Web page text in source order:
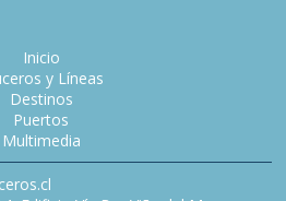
Inicio
y Líneas
Destinos
Puertos
Multimedia